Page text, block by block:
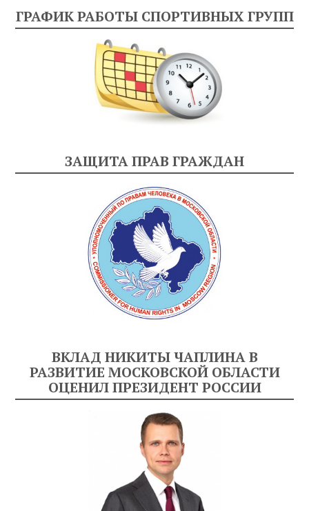
ГРАФИК РАБОТЫ СПОРТИВНЫХ ГРУПП
ЗАЩИТА ПРАВ ГРАЖДАН
ВКЛАД НИКИТЫ ЧАПЛИНА В
РАЗВИТИЕ МОСКОВСКОЙ ОБЛАСТИ
ОЦЕНИЛ ПРЕЗИДЕНТ РОССИИ